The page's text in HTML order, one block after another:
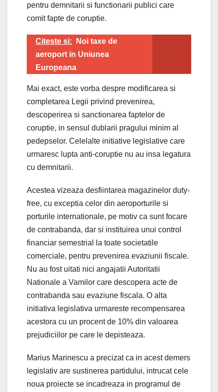
pentru demnitarii si functionarii publici care
comit fapte de coruptie.
Citeste si:
Noi taxe de
aeroport in Uniunea
Europeana
Mai exact, este vorba despre modificarea si
completarea Legii privind prevenirea,
descoperirea si sanctionarea faptelor de
coruptie, in sensul dublarii pragului minim al
pedepselor. Celelalte initiative legislative care
urmaresc lupta anti-coruptie nu au insa legatura
cu demnitarii.
Acestea vizeaza desfiintarea magazinelor duty-
free, cu exceptia celor din aeroporturile si
porturile internationale, pe motiv ca sunt focare
de contrabanda, dar si instituirea unui control
financiar semestrial la toate societatile
comerciale, pentru prevenirea evaziunii fiscale.
Nu au fost uitati nici angajatii Autoritatii
Nationale a Vamilor care descopera acte de
contrabanda sau evaziune fiscala. O alta
initiativa legislativa urmareste recompensarea
acestora cu un procent de 10% din valoarea
prejudiciilor pe care le depisteaza.
Marius Marinescu a precizat ca in acest demers
legislativ are sustinerea partidului, intrucat cele
noua proiecte se incadreaza in programul de